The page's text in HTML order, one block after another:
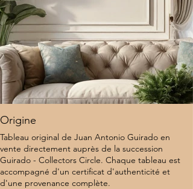
Origine
Tableau original de Juan Antonio Guirado en
vente directement auprès de la succession
Guirado - Collectors Circle. Chaque tableau est
accompagné d'un certificat d'authenticité et
d'une provenance complète.